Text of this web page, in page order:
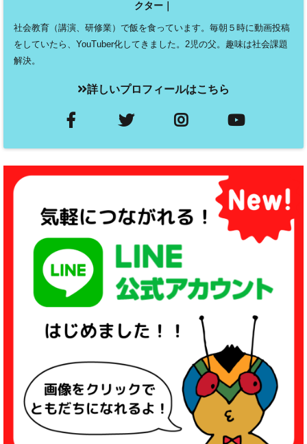
クター｜
社会教育（講演、研修業）で飯を食っています。毎朝５時に動画投稿
をしていたら、YouTuber化してきました。2児の父。趣味は社会課題
解決。
詳しいプロフィールはこちら